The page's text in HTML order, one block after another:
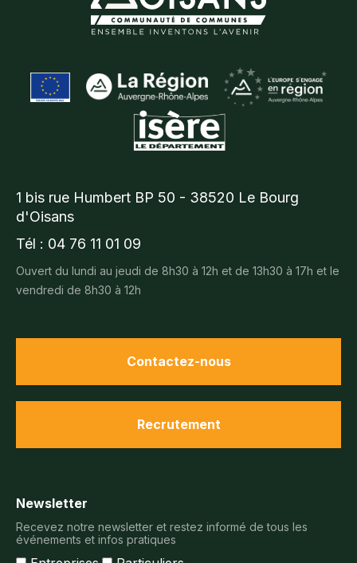
1 bis rue Humbert BP 50 - 38520 Le Bourg
d'Oisans
Tél : 04 76 11 01 09
Ouvert du lundi au jeudi de 8h30 à 12h et de 13h30 à 17h et le
vendredi de 8h30 à 12h
Contactez-nous
Recrutement
Newsletter
Recevez notre newsletter et restez informé de tous les
événements et infos pratiques